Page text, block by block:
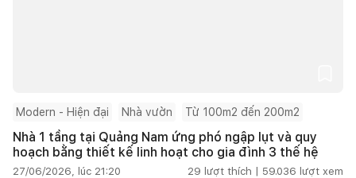
Modern - Hiện đại Nhà vườn Từ 100m2 đến 200m2
Nhà 1 tầng tại Quảng Nam ứng phó ngập lụt và quy
hoạch bằng thiết kế linh hoạt cho gia đình 3 thế hệ
27/06/2026, lúc 21:20 29 lượt thích | 59.036 lượt xem